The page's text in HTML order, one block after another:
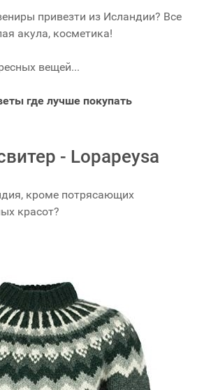
привезти из Исландии? Все
акула, косметика!
вещей...
где лучше покупать
- Lopapeysa
кроме потрясающих
красот?